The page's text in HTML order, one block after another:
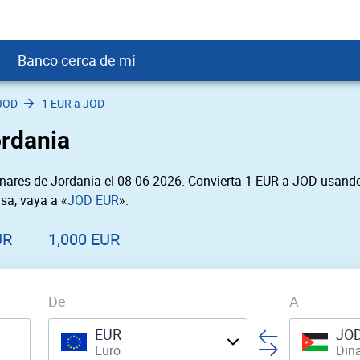
crediticio
Banco cerca de mí
de Mí
Cerca de Mí
de Mí
Cerca de Mí
1 EUR a JOD
de Jordania el 08-06-2026. Convierta 1 EUR a JOD
vaya a «JOD EUR».
1,000 EUR
De
EUR
Euro
A